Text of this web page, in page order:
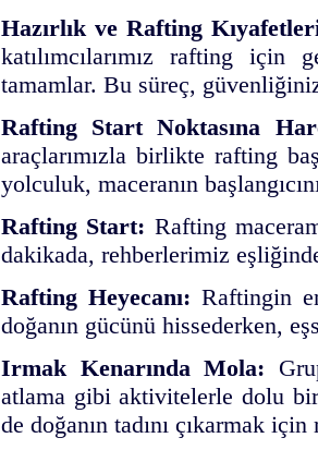
Hazırlık ve Rafting
katılımcılarımız rafting için
tamamlar. Bu süreç,
Rafting Start Noktasına
araçlarımızla birlikte rafting
yolculuk, maceranın
Rafting Start: Rafting
dakikada, rehberlerimiz
Rafting Heyecanı: Raftingin
doğanın gücünü hissederken,
Irmak Kenarında Mola:
atlama gibi aktivitelerle dolu
de doğanın tadını çıkarmak